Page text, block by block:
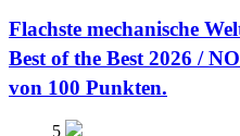
Flachste mechanische
Best of the Best 2026 /
von 100 Punkten.
5